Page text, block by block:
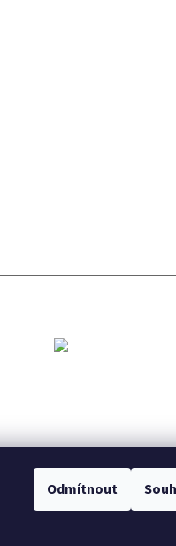
Odmítnout